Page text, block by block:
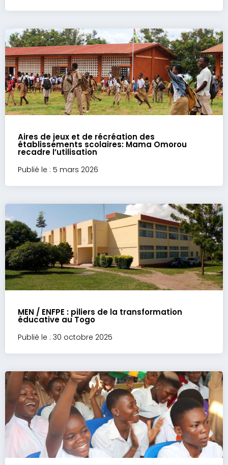
Aires de jeux et de récréation des
établissements scolaires: Mama Omorou
recadre l’utilisation
Publié le : 5 mars 2026
MEN / ENFPE : piliers de la transformation
éducative au Togo
Publié le : 30 octobre 2025